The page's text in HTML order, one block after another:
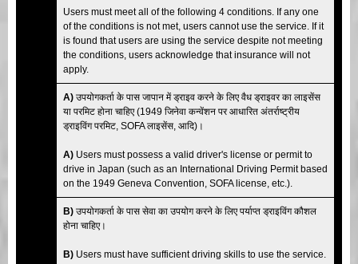
Users must meet all of the following 4 conditions. If any one
of the conditions is not met, users cannot use the service. If it
is found that users are using the service despite not meeting
the conditions, users acknowledge that insurance will not
apply.
A) उपयोगकर्ता के पास जापान में ड्राइव करने के लिए वैध ड्राइवर का लाइसेंस
या परमिट होना चाहिए (1949 जिनेवा कन्वेंशन पर आधारित अंतर्राष्ट्रीय
ड्राइविंग परमिट, SOFA लाइसेंस, आदि)।
A) Users must possess a valid driver's license or permit to
drive in Japan (such as an International Driving Permit based
on the 1949 Geneva Convention, SOFA license, etc.).
B) उपयोगकर्ता के पास सेवा का उपयोग करने के लिए पर्याप्त ड्राइविंग कौशल
होना चाहिए।
B) Users must have sufficient driving skills to use the service.